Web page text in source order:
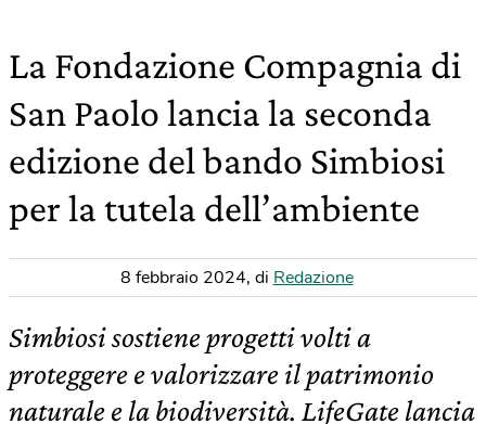
La Fondazione Compagnia di
San Paolo lancia la seconda
edizione del bando Simbiosi
per la tutela dell’ambiente
8 febbraio 2024, di Redazione
Simbiosi sostiene progetti volti a
proteggere e valorizzare il patrimonio
naturale e la biodiversità. LifeGate lancia